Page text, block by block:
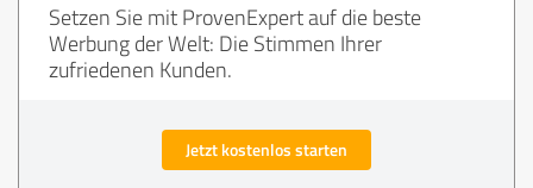
Setzen Sie mit ProvenExpert auf die beste
Werbung der Welt: Die Stimmen Ihrer
zufriedenen Kunden.
Jetzt kostenlos starten